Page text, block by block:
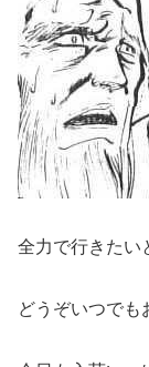
全力で行きたい
どうぞいつでも